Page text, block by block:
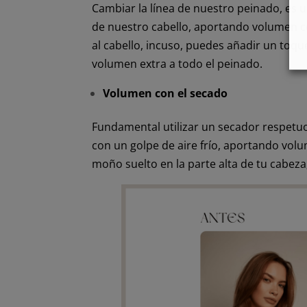
Cambiar la línea de nuestro peinado, es
de nuestro cabello, aportando volumen
al cabello, incuso, puedes añadir un
volumen extra a todo el peinado.
Volumen con el secado
Fundamental utilizar un secador
con un golpe de aire frío, aportando
moño suelto en la parte alta de tu